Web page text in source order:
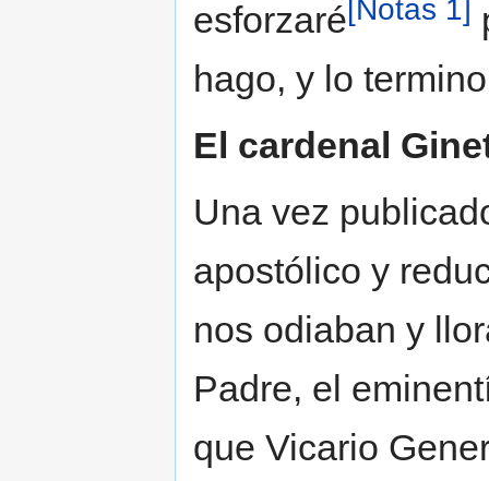
esforzaré[Notas 1]
hago, y lo
El cardenal
Una vez
apostólico y
nos odiaban y
Padre, el
que Vicario